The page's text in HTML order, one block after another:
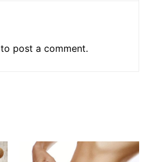
to post a comment.